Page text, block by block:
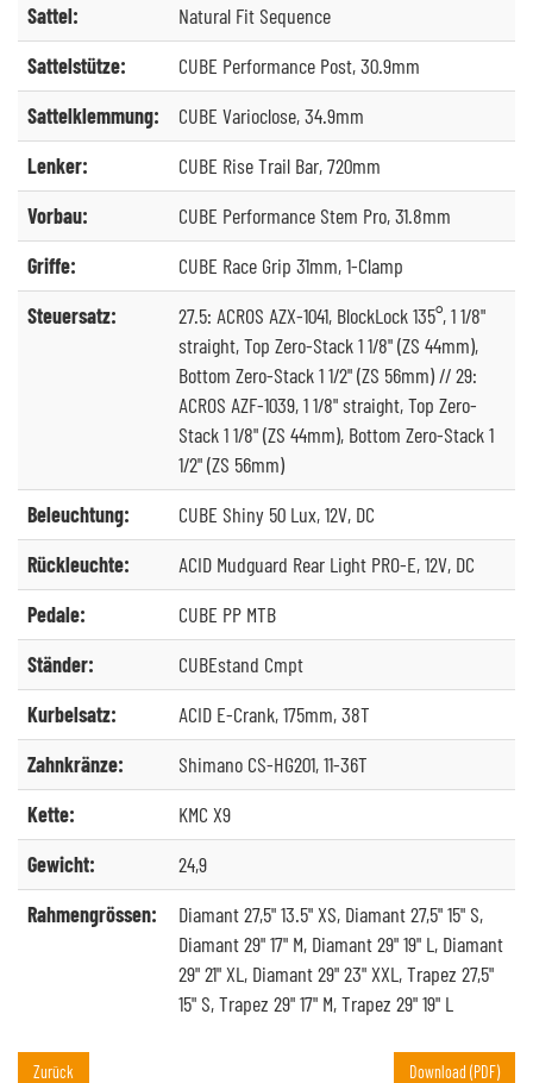
Sattel:
Natural Fit Sequence
Sattelstütze:
CUBE Performance Post, 30.9mm
Sattelklemmung:
CUBE Varioclose, 34.9mm
Lenker:
CUBE Rise Trail Bar, 720mm
Vorbau:
CUBE Performance Stem Pro, 31.8mm
Griffe:
CUBE Race Grip 31mm, 1-Clamp
Steuersatz:
27.5: ACROS AZX-1041, BlockLock 135°, 1 1/8"
straight, Top Zero-Stack 1 1/8" (ZS 44mm),
Bottom Zero-Stack 1 1/2" (ZS 56mm) // 29:
ACROS AZF-1039, 1 1/8" straight, Top Zero-
Stack 1 1/8" (ZS 44mm), Bottom Zero-Stack 1
1/2" (ZS 56mm)
Beleuchtung:
CUBE Shiny 50 Lux, 12V, DC
Rückleuchte:
ACID Mudguard Rear Light PRO-E, 12V, DC
Pedale:
CUBE PP MTB
Ständer:
CUBEstand Cmpt
Kurbelsatz:
ACID E-Crank, 175mm, 38T
Zahnkränze:
Shimano CS-HG201, 11-36T
Kette:
KMC X9
Gewicht:
24,9
Rahmengrössen:
Diamant 27,5" 13.5" XS, Diamant 27,5" 15" S,
Diamant 29" 17" M, Diamant 29" 19" L, Diamant
29" 21" XL, Diamant 29" 23" XXL, Trapez 27,5"
15" S, Trapez 29" 17" M, Trapez 29" 19" L
Zurück Download (PDF)